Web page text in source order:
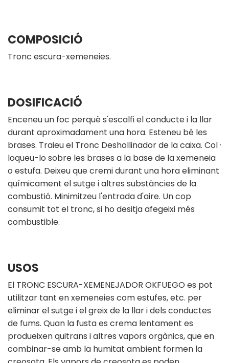
COMPOSICIÓ
Tronc escura-xemeneies.
DOSIFICACIÓ
Enceneu un foc perquè s'escalfi el conducte i la llar
durant aproximadament una hora. Esteneu bé les
brases. Traieu el Tronc Deshollinador de la caixa. Col ·
loqueu-lo sobre les brases a la base de la xemeneia
o estufa. Deixeu que cremi durant una hora eliminant
químicament el sutge i altres substàncies de la
combustió. Minimitzeu l'entrada d'aire. Un cop
consumit tot el tronc, si ho desitja afegeixi més
combustible.
USOS
El TRONC ESCURA-XEMENEJADOR OKFUEGO es pot
utilitzar tant en xemeneies com estufes, etc. per
eliminar el sutge i el greix de la llar i dels conductes
de fums. Quan la fusta es crema lentament es
produeixen quitrans i altres vapors orgànics, que en
combinar-se amb la humitat ambient formen la